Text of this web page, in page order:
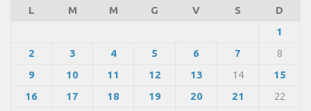
L
M M G V S
D
1
2
3 4 5 6 7
8
9
10 11 12 13 14
15
16
17 18 19 20 21
22